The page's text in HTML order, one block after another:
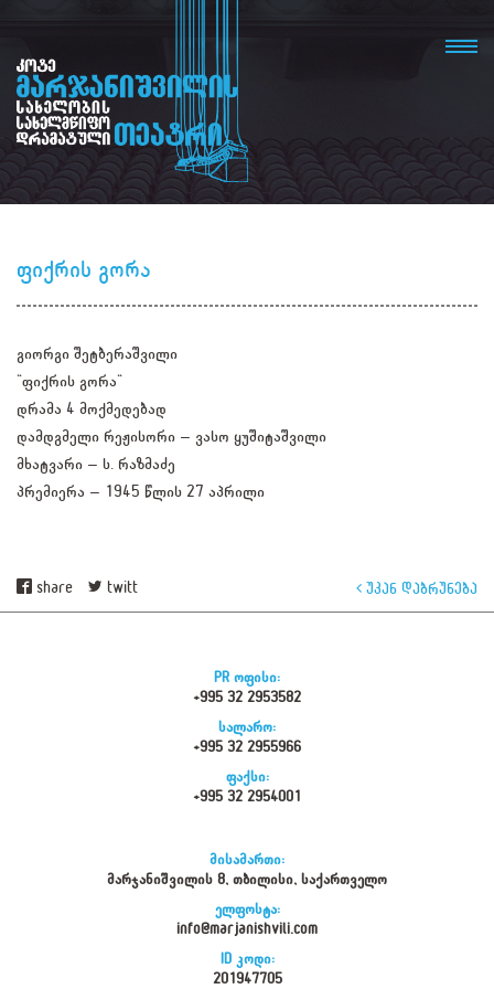
ფიქრის გორა
გიორგი შეტბერაშვილი
"ფიქრის გორა"
დრამა 4 მოქმედებად
დამდგმელი რეჟისორი – ვასო ყუშიტაშვილი
მხატვარი – ს. რაზმაძე
პრემიერა – 1945 წლის 27 აპრილი
share twitt უკან დაბრუნება
PR ოფისი:
+995 32 2953582
სალარო:
+995 32 2955966
ფაქსი:
+995 32 2954001
მისამართი:
მარჯანიშვილის 8, თბილისი, საქართველო
ელფოსტა:
info@marjanishvili.com
ID კოდი:
201947705